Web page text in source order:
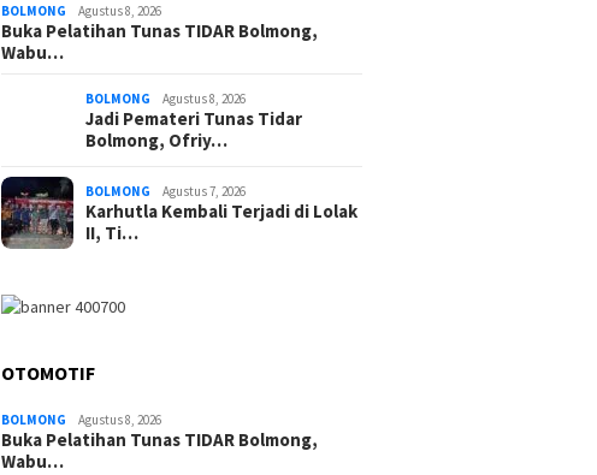
BOLMONG Agustus 8, 2026
Buka Pelatihan Tunas TIDAR Bolmong,
Wabu…
BOLMONG Agustus 8, 2026
Jadi Pemateri Tunas Tidar
Bolmong, Ofriy…
BOLMONG Agustus 7, 2026
Karhutla Kembali Terjadi di Lolak
II, Ti…
OTOMOTIF
BOLMONG Agustus 8, 2026
Buka Pelatihan Tunas TIDAR Bolmong,
Wabu…